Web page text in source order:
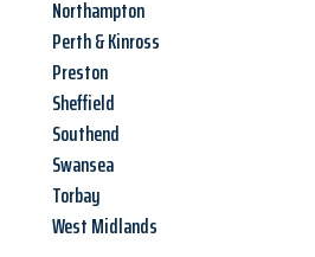
Northampton
Perth & Kinross
Preston
Sheffield
Southend
Swansea
Torbay
West Midlands